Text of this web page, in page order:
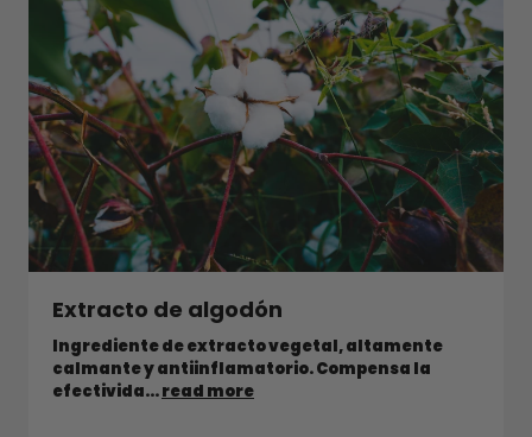
Extracto de algodón
Ingrediente de extracto vegetal, altamente
calmante y antiinflamatorio. Compensa la
efectivida...read more